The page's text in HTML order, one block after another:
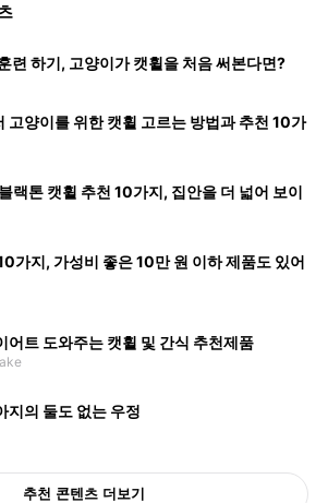
련 하기, 고양이가 캣휠을 처음 써본다면?
고양이를 위한 캣휠 고르는 방법과 추천 10가
랙톤 캣휠 추천 10가지, 집안을 더 넓어 보이
가지, 가성비 좋은 10만 원 이하 제품도 있어
어트 도와주는 캣휠 및 간식 추천제품
지의 둘도 없는 우정
추천 콘텐츠 더보기